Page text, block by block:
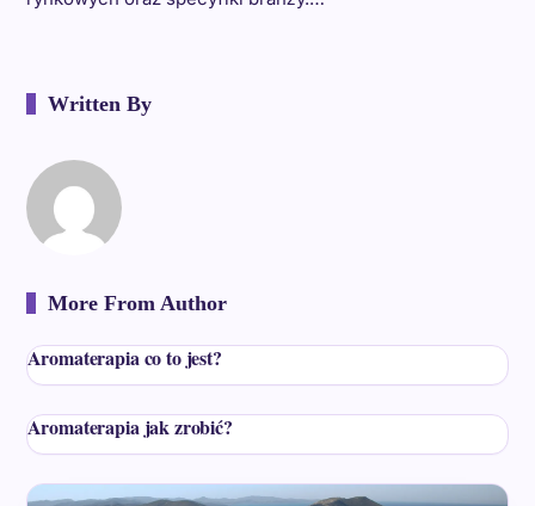
Written By
More From Author
Aromaterapia co to jest?
Aromaterapia jak zrobić?